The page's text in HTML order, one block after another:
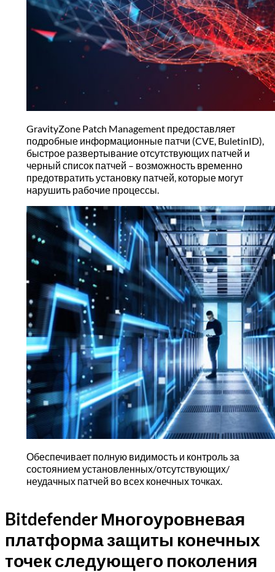
GravityZone Patch Management предоставляет
подробные информационные патчи (CVE, BuletinID),
быстрое развертывание отсутствующих патчей и
черный список патчей – возможность временно
предотвратить установку патчей, которые могут
нарушить рабочие процессы.
Обеспечивает полную видимость и контроль за
состоянием установленных/отсутствующих/
неудачных патчей во всех конечных точках.
Bitdefender Многоуровневая
платформа защиты конечных
точек следующего поколения